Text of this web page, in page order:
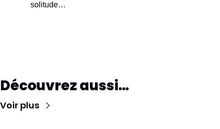
solitude…
Découvrez aussi…
Voir plus